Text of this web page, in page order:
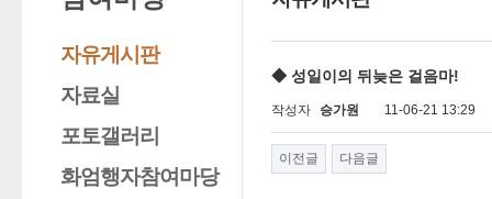
자유게시판
자료실
포토갤러리
화엄행자참여마당
◆ 성일이의 뒤늦은 걸음마!
작성자 승가원 11-06-21 13:29
이전글 다음글